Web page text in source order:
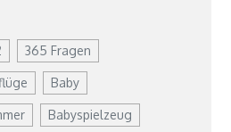
365 Fragen
Baby
Babyspielzeug